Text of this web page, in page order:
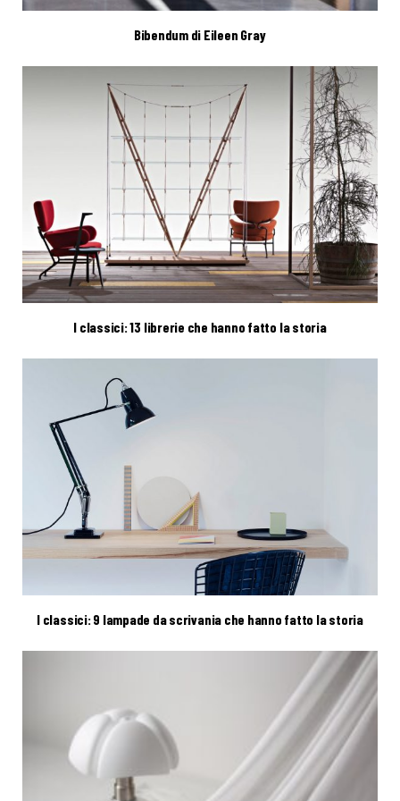
Bibendum di Eileen Gray
I classici: 13 librerie che hanno fatto la storia
I classici: 9 lampade da scrivania che hanno fatto la storia